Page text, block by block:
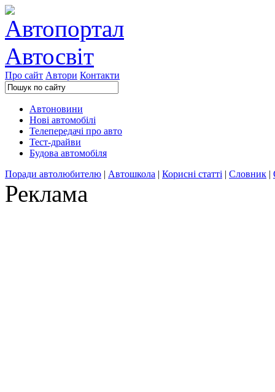
Про сайт Автори Контакти
Автоновини
Нові автомобілі
Телепередачі про авто
Тест-драйви
Будова автомобіля
Поради автолюбителю | Автошкола | Корисні статті | Словник |
Реклама